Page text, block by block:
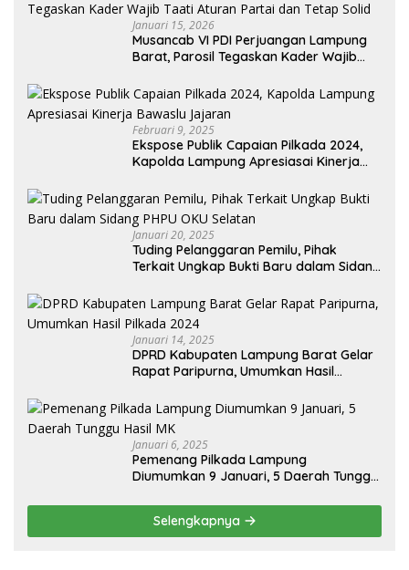
Januari 15, 2026
Musancab VI PDI Perjuangan Lampung
Barat, Parosil Tegaskan Kader Wajib
Februari 9, 2025
Ekspose Publik Capaian Pilkada 2024,
Kapolda Lampung Apresiasai Kinerja
Januari 20, 2025
Tuding Pelanggaran Pemilu, Pihak
Terkait Ungkap Bukti Baru dalam Sidang
Januari 14, 2025
DPRD Kabupaten Lampung Barat Gelar
Rapat Paripurna, Umumkan Hasil
Januari 6, 2025
Pemenang Pilkada Lampung
Diumumkan 9 Januari, 5 Daerah Tunggu
Selengkapnya